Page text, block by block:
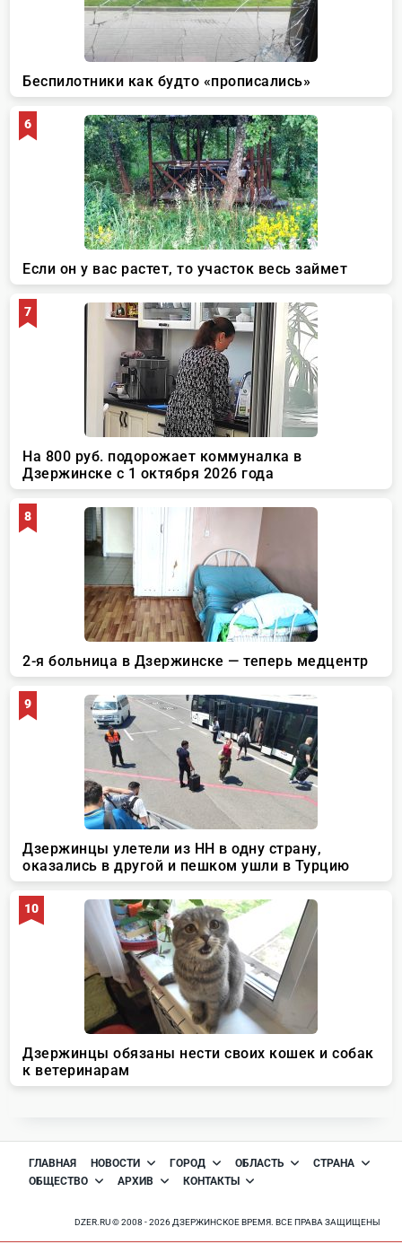
ГЛАВНАЯ НОВОСТИ ГОРОД ОБЛАСТЬ
СТРАНА
ОБЩЕСТВО
АРХИВ КОНТАКТЫ
DZER.RU © 2008 - 2026 ДЗЕРЖИНСКОЕ ВРЕМЯ. ВСЕ ПРАВА ЗАЩИЩЕНЫ